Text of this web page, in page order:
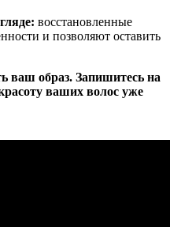
восстановленные
и позволяют оставить
ваш образ. Запишитесь на
ваших волос уже